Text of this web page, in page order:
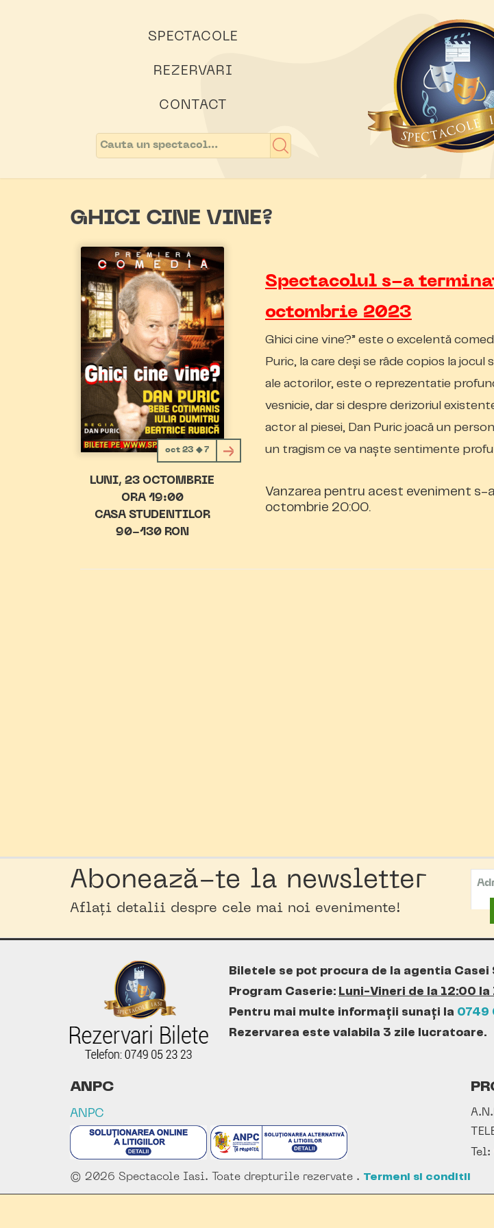
SPECTACOLE
REZERVARI
CONTACT
GHICI CINE VINE?
oct 23 ◆ 7
LUNI 23 OCTOMBRIE
ORA 19:00
CASA STUDENTILOR
90-130 RON
Spectacolul s-a
octombrie 2023
Ghici cine vine?” este o excelentă
Puric, la care deși se râde copios la jocul
ale actorilor, este o reprezentatie
vesnicie, dar si despre derizoriul
actor al piesei, Dan Puric joacă un
un tragism ce va naște sentimente
Vanzarea pentru acest eveniment
octombrie 20:00.
Abonează-te la newsletter
Aflați detalii despre cele mai noi evenimente!
Biletele se pot procura de la agentia
Program Caserie: Luni-Vineri de la 12:00 la
Pentru mai multe informații sunați la 0749
Rezervarea este valabila 3 zile lucratoare.
ANPC
ANPC
Tel:
© 2026 Spectacole Iasi. Toate drepturile rezervate . Termeni si conditii